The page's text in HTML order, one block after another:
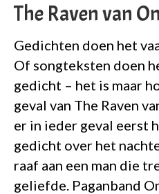
The Raven van
Gedichten doen het
Of songteksten doen
gedicht – het is maar
geval van The Raven
er in ieder geval eerst
gedicht over het
raaf aan een man die
geliefde. Paganband